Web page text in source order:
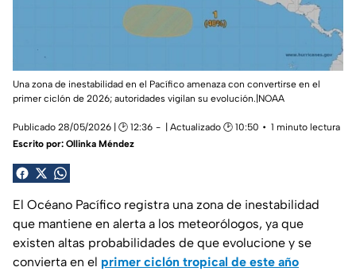
Una zona de inestabilidad en el Pacífico amenaza con convertirse en el
primer ciclón de 2026; autoridades vigilan su evolución.|NOAA
Publicado 28/05/2026 | 🕑 12:36 | Actualizado 🕑 10:50
1 minuto lectura
Escrito por: Ollinka Méndez
El Océano Pacífico registra una zona de inestabilidad
que mantiene en alerta a los meteorólogos, ya que
existen altas probabilidades de que evolucione y se
convierta en el primer ciclón tropical de este año